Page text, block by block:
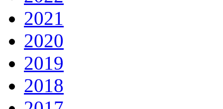
2021
2020
2019
2018